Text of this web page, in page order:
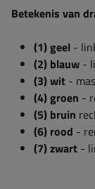
Betekenis van
(1) geel -
(2) blauw -
(3) wit -
(4) groen -
(5) bruin
(6) rood -
(7) zwart -